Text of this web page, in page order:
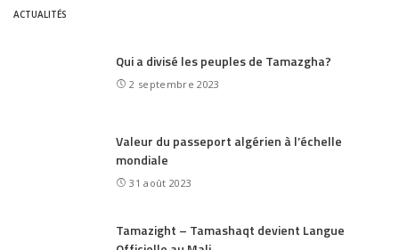
ACTUALITÉS
Qui a divisé les peuples de Tamazgha?
2 septembre 2023
Valeur du passeport algérien à l’échelle
mondiale
31 août 2023
Tamazight – Tamashaqt devient Langue